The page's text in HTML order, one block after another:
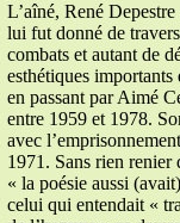
L’aîné, René
lui fut donné de
combats et autant de
esthétiques
en passant par Aimé
entre 1959 et 1978.
avec
1971. Sans rien renier
« la poésie aussi
celui qui entendait «